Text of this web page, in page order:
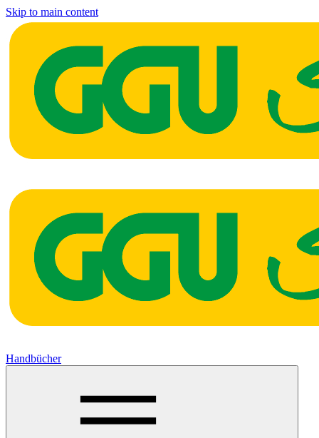
Skip to main content
Handbücher